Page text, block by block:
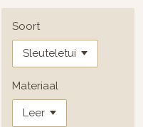
Soort
Materiaal